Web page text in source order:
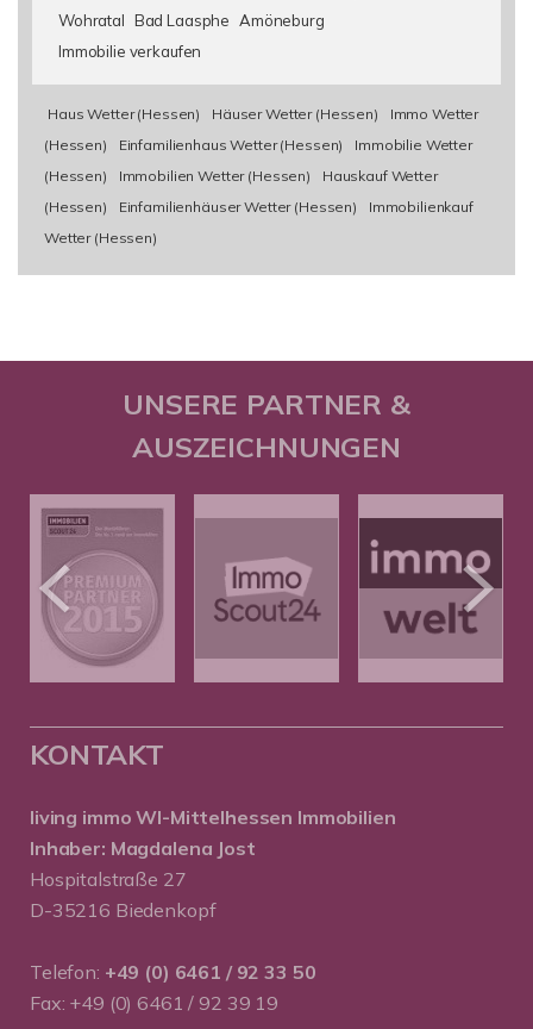
Wohratal Bad Laasphe Amöneburg
Immobilie verkaufen
Haus Wetter (Hessen) Häuser Wetter (Hessen)
Immo Wetter
(Hessen)
Einfamilienhaus Wetter (Hessen)
Immobilie Wetter
(Hessen)
Immobilien Wetter (Hessen)
Hauskauf Wetter
(Hessen)
Einfamilienhäuser Wetter (Hessen)
Immobilienkauf
Wetter (Hessen)
UNSERE PARTNER &
AUSZEICHNUNGEN
KONTAKT
living immo WI-Mittelhessen Immobilien
Inhaber: Magdalena Jost
Hospitalstraße 27
D-35216 Biedenkopf
Telefon: +49 (0) 6461 / 92 33 50
Fax: +49 (0) 6461 / 92 39 19